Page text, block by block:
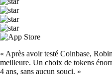
« Après avoir testé Coinbase,
meilleure. Un choix de tokens
4 ans, sans aucun souci. »